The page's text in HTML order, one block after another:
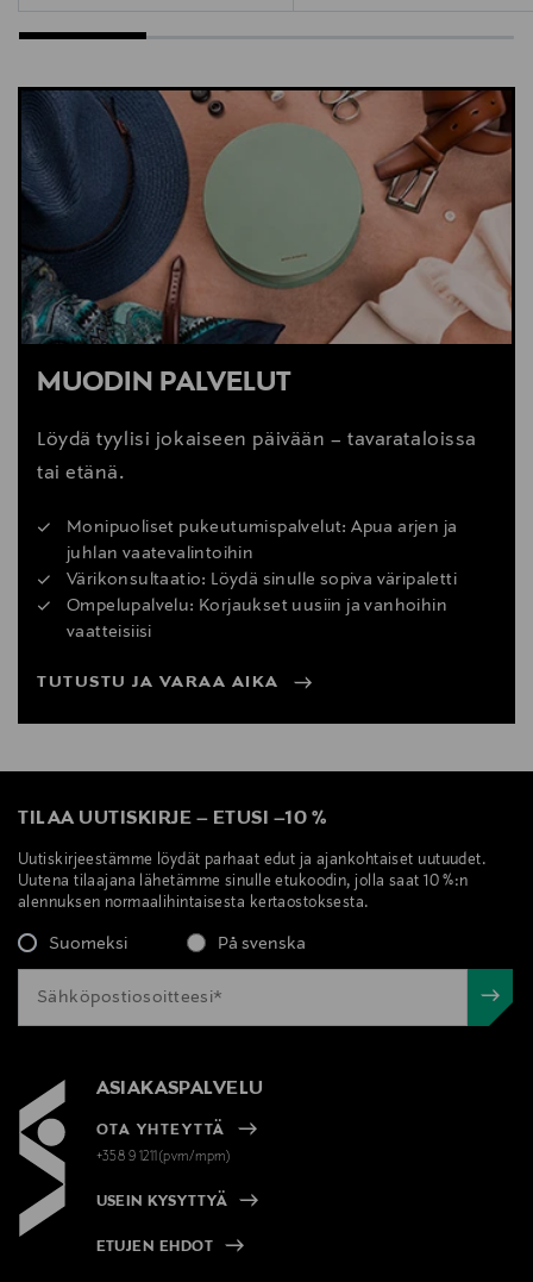
MUODIN PALVELUT
Löydä tyylisi jokaiseen päivään – tavarataloissa
tai etänä.
Monipuoliset pukeutumispalvelut: Apua arjen ja
juhlan vaatevalintoihin
Värikonsultaatio: Löydä sinulle sopiva väripaletti
Ompelupalvelu: Korjaukset uusiin ja vanhoihin
vaatteisiisi
TUTUSTU JA VARAA AIKA
TILAA UUTISKIRJE – ETUSI –10 %
Uutiskirjeestämme löydät parhaat edut ja ajankohtaiset uutuudet.
Uutena tilaajana lähetämme sinulle etukoodin, jolla saat 10 %:n
alennuksen normaalihintaisesta kertaostoksesta.
Suomeksi På svenska
ASIAKASPALVELU
OTA YHTEYTTÄ
+358 9 1211(pvm/mpm)
USEIN KYSYTTYÄ
ETUJEN EHDOT